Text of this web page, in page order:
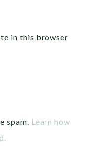
in this browser
spam. Learn how